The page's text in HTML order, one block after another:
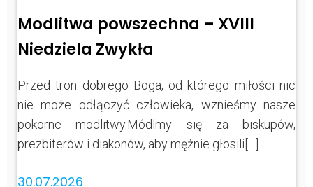
Modlitwa powszechna – XVIII
Niedziela Zwykła
Przed tron dobrego Boga, od którego miłości nic
nie może odłączyć człowieka, wznieśmy nasze
pokorne modlitwy.Módlmy się za biskupów,
prezbiterów i diakonów, aby mężnie głosili[…]
30.07.2026